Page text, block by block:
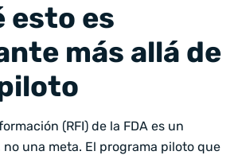
esto es
más allá de
(RFI) de la FDA es un
una meta. El programa piloto que